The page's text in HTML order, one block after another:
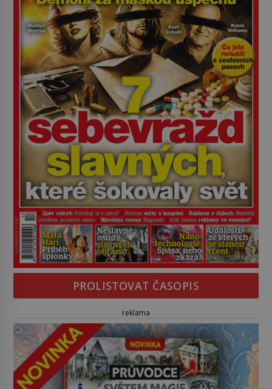
PROLISTOVAT ČASOPIS
reklama